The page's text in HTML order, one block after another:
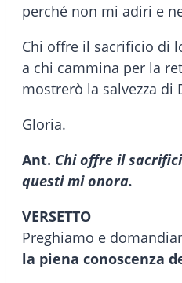
perché non mi adiri e
Chi offre il sacrificio di
a chi cammina per la
mostrerò la salvezza di
Gloria.
Ant. Chi offre il
questi mi onora.
VERSETTO
Preghiamo e
la piena conoscenza